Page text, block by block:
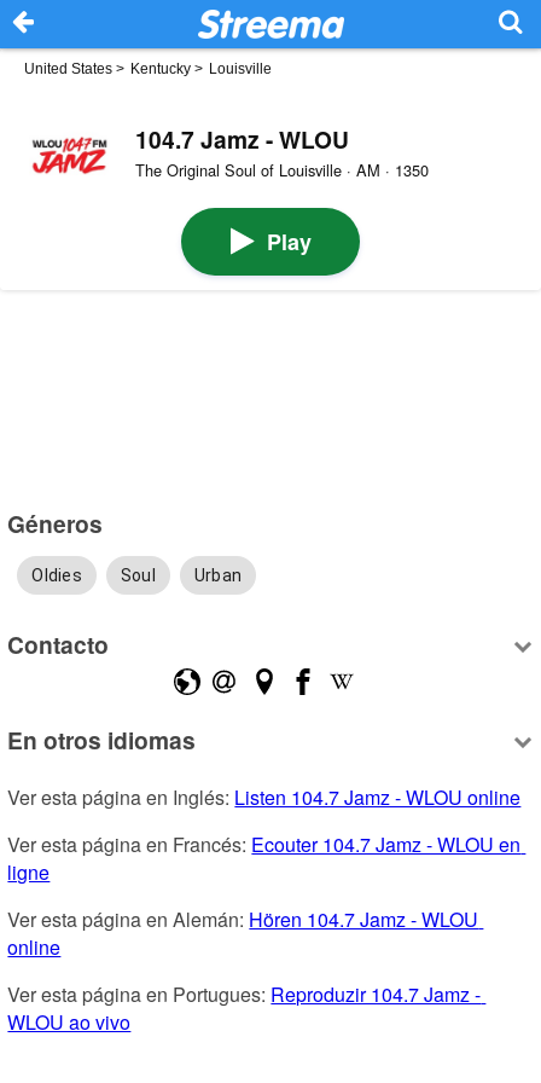
United States > Kentucky > Louisville
104.7 Jamz - WLOU
The Original Soul of Louisville · AM · 1350
Play
Géneros
Oldies Soul Urban
Contacto
En otros idiomas
Ver esta página en Inglés: Listen 104.7 Jamz - WLOU online
Ver esta página en Francés: Ecouter 104.7 Jamz - WLOU en
ligne
Ver esta página en Alemán: Hören 104.7 Jamz - WLOU
online
Ver esta página en Portugues: Reproduzir 104.7 Jamz -
WLOU ao vivo